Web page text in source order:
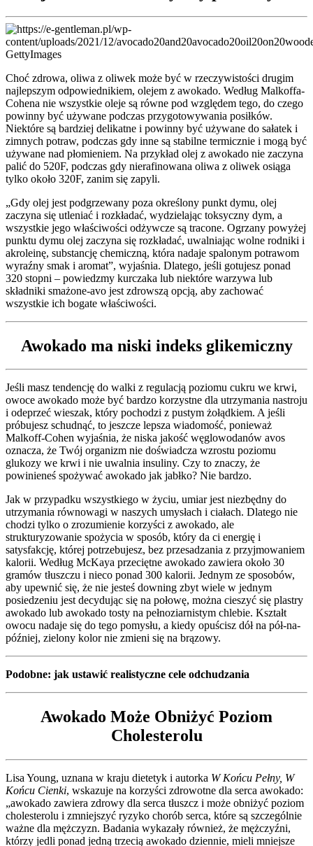
GettyImages
Choć zdrowa, oliwa z oliwek może być w rzeczywistości drugim
najlepszym odpowiednikiem, olejem z awokado. Według Malkoffa-
Cohena nie wszystkie oleje są równe pod względem tego, do czego
powinny być używane podczas przygotowywania posiłków.
Niektóre są bardziej delikatne i powinny być używane do sałatek i
zimnych potraw, podczas gdy inne są stabilne termicznie i mogą być
używane nad płomieniem. Na przykład olej z awokado nie zaczyna
palić do 520F, podczas gdy nierafinowana oliwa z oliwek osiąga
tylko około 320F, zanim się zapyli.
„Gdy olej jest podgrzewany poza określony punkt dymu, olej
zaczyna się utleniać i rozkładać, wydzielając toksyczny dym, a
wszystkie jego właściwości odżywcze są tracone. Ogrzany powyżej
punktu dymu olej zaczyna się rozkładać, uwalniając wolne rodniki i
akroleinę, substancję chemiczną, która nadaje spalonym potrawom
wyraźny smak i aromat”, wyjaśnia. Dlatego, jeśli gotujesz ponad
320 stopni – powiedzmy kurczaka lub niektóre warzywa lub
składniki smażone-avo jest zdrowszą opcją, aby zachować
wszystkie ich bogate właściwości.
Awokado ma niski indeks glikemiczny
Jeśli masz tendencję do walki z regulacją poziomu cukru we krwi,
owoce awokado może być bardzo korzystne dla utrzymania nastroju
i odeprzeć wieszak, który pochodzi z pustym żołądkiem. A jeśli
próbujesz schudnąć, to jeszcze lepsza wiadomość, ponieważ
Malkoff-Cohen wyjaśnia, że niska jakość węglowodanów avos
oznacza, że Twój organizm nie doświadcza wzrostu poziomu
glukozy we krwi i nie uwalnia insuliny. Czy to znaczy, że
powinieneś spożywać awokado jak jabłko? Nie bardzo.
Jak w przypadku wszystkiego w życiu, umiar jest niezbędny do
utrzymania równowagi w naszych umysłach i ciałach. Dlatego nie
chodzi tylko o zrozumienie korzyści z awokado, ale
strukturyzowanie spożycia w sposób, który da ci energię i
satysfakcję, której potrzebujesz, bez przesadzania z przyjmowaniem
kalorii. Według McKaya przeciętne awokado zawiera około 30
gramów tłuszczu i nieco ponad 300 kalorii. Jednym ze sposobów,
aby upewnić się, że nie jesteś downing zbyt wiele w jednym
posiedzeniu jest decydując się na połowę, można cieszyć się plastry
awokado lub awokado tosty na pełnoziarnistym chlebie. Kształt
owocu nadaje się do tego pomysłu, a kiedy opuścisz dół na pół-na-
później, zielony kolor nie zmieni się na brązowy.
Podobne: jak ustawić realistyczne cele odchudzania
Awokado Może Obniżyć Poziom
Cholesterolu
Lisa Young, uznana w kraju dietetyk i autorka W Końcu Pełny, W
Końcu Cienki, wskazuje na korzyści zdrowotne dla serca awokado:
„awokado zawiera zdrowy dla serca tłuszcz i może obniżyć poziom
cholesterolu i zmniejszyć ryzyko chorób serca, które są szczególnie
ważne dla mężczyzn. Badania wykazały również, że mężczyźni,
którzy jedli ponad jedną trzecią awokado dziennie, mieli mniejsze